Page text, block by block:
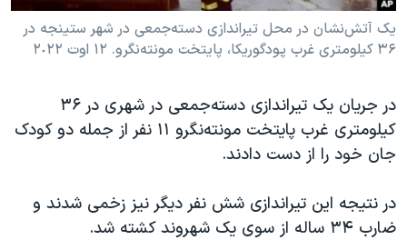
گالری عکس
آرشیو پخش زنده
اعتراضات زن، زندگی، آزادی
مجموعه مستندهای دادخواهی
دادگاه حمید نوری
چهل سال گروگان‌گیری
اعتراضات مردمی آبان ۹۸
یک آتش‌نشان در محل تیراندازی دسته‌جمعی در شهر ستینجه در
۳۶ کیلومتری غرب پودگوریکا، پایتخت مونته‌نگرو. ١٢ اوت ٢٠٢٢
در جریان یک تیراندازی دسته‌جمعی در شهری در ۳۶
کیلومتری غرب پایتخت مونته‌نگرو ١١ نفر از جمله دو کودک
جان خود را از دست دادند.
در نتیجه این تیراندازی شش نفر دیگر نیز زخمی شدند و
ضارب ۳۴ ساله از سوی یک شهروند کشته شد.